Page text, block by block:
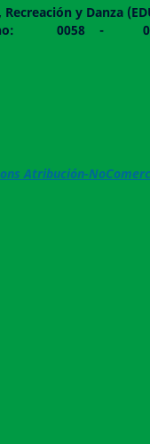
y Danza
Teléfono:
Atribución-